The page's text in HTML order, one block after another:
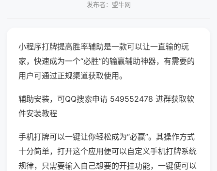
发布者：盟牛网
小程序打牌提高胜率辅助是一款可以让一直输的玩
家，快速成为一个“必胜”的输赢辅助神器，有需要的
用户可通过正规渠道获取使用。
辅助安装，可QQ搜索申请 549552478 进群获取软
件安装教程
手机打牌可以一键让你轻松成为“必赢”。其操作方式
十分简单，打开这个应用便可以自定义手机打牌系统
规律，只需要输入自己想要的开挂功能，一键便可以